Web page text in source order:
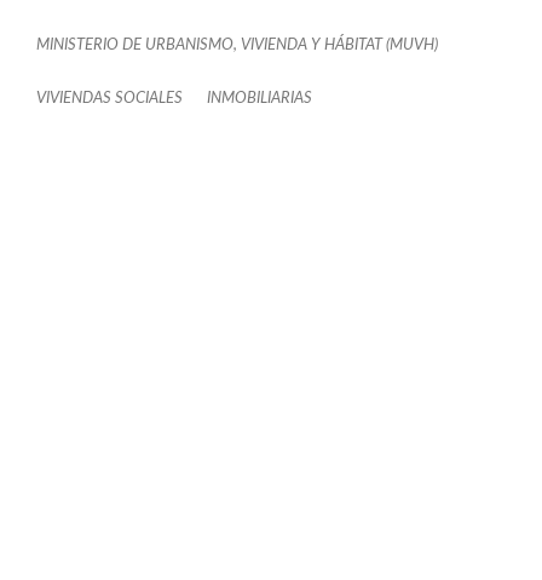
MINISTERIO DE URBANISMO, VIVIENDA Y HÁBITAT (MUVH)
VIVIENDAS SOCIALES INMOBILIARIAS